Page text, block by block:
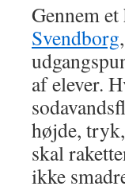
Gennem
Svendborg
af elever.
højde,
skal
ikke